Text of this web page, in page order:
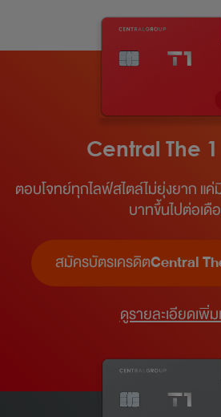
Central The 1
ตอบโจทย์ทุกไลฟ์สไตล์ไม่ยุ่งยาก แค่
บาทขึ้นไปต่อเดื
สมัครบัตรเครดิตCentral
ดูรายละเอียดเพิ่